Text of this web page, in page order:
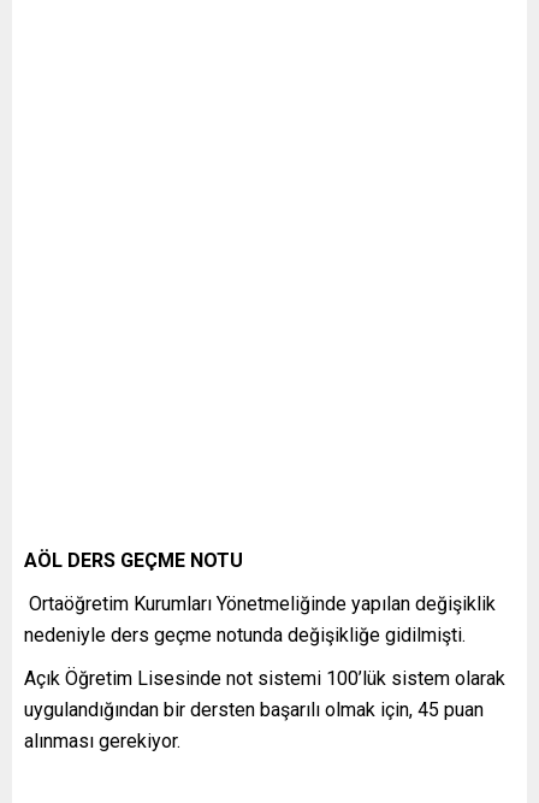
AÖL DERS GEÇME NOTU
Ortaöğretim Kurumları Yönetmeliğinde yapılan değişiklik
nedeniyle ders geçme notunda değişikliğe gidilmişti.
Açık Öğretim Lisesinde not sistemi 100’lük sistem olarak
uygulandığından bir dersten başarılı olmak için, 45 puan
alınması gerekiyor.